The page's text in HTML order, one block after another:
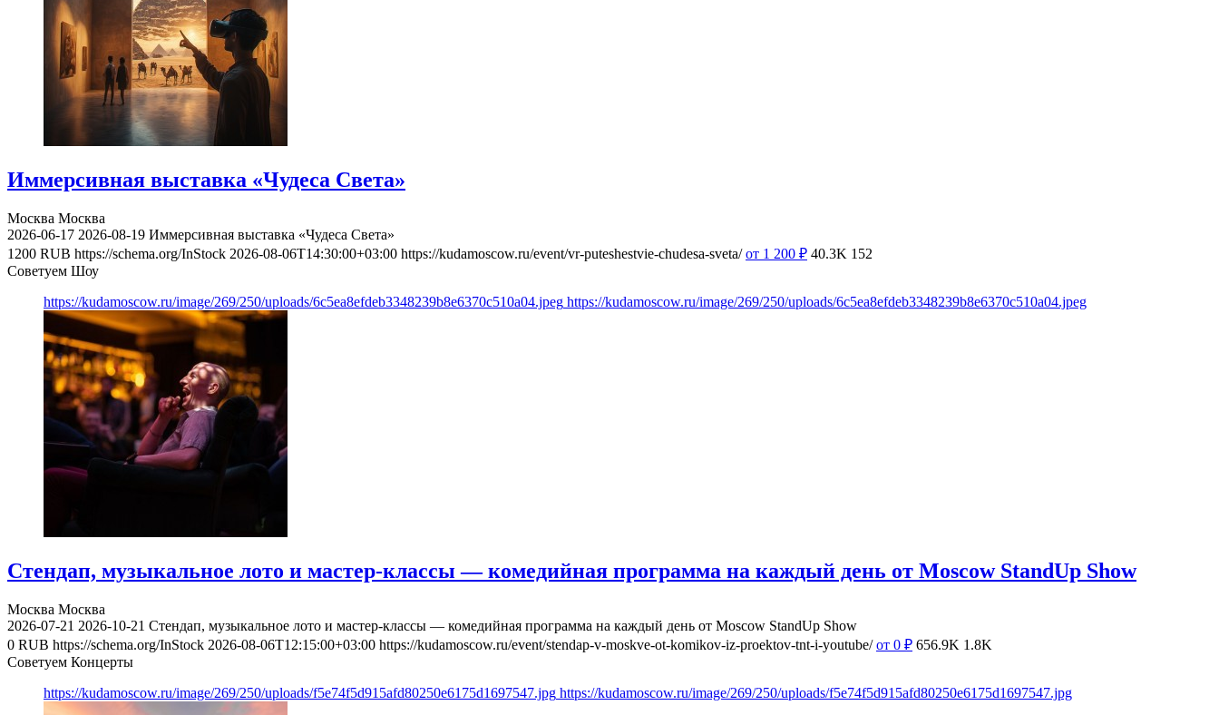
Иммерсивная выставка «Чудеса Света»
Москва Москва
2026-06-17 2026-08-19 Иммерсивная выставка «Чудеса Света»
1200 RUB https://schema.org/InStock 2026-08-06T14:30:00+03:00 https://kudamoscow.ru/event/vr-puteshestvie-chudesa-sveta/ от 1 200 ₽ 40.3K 152
Советуем Шоу
https://kudamoscow.ru/image/269/250/uploads/6c5ea8efdeb3348239b8e6370c510a04.jpeg https://kudamoscow.ru/image/269/250/uploads/6c5ea8efdeb3348239b8e6370c510a04.jpeg
Стендап, музыкальное лото и мастер-классы — комедийная программа на каждый день от Moscow StandUp Show
Москва Москва
2026-07-21 2026-10-21 Стендап, музыкальное лото и мастер-классы — комедийная программа на каждый день от Moscow StandUp Show
0 RUB https://schema.org/InStock 2026-08-06T12:15:00+03:00 https://kudamoscow.ru/event/stendap-v-moskve-ot-komikov-iz-proektov-tnt-i-youtube/ от 0 ₽ 656.9K 1.8K
Советуем Концерты
https://kudamoscow.ru/image/269/250/uploads/f5e74f5d915afd80250e6175d1697547.jpg https://kudamoscow.ru/image/269/250/uploads/f5e74f5d915afd80250e6175d1697547.jpg